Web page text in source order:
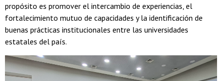
propósito es promover el intercambio de experiencias, el
fortalecimiento mutuo de capacidades y la identificación de
buenas prácticas institucionales entre las universidades
estatales del país.